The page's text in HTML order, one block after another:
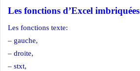
Les fonctions d’Excel imbriquées
Les fonctions texte:
– gauche,
– droite,
– stxt,